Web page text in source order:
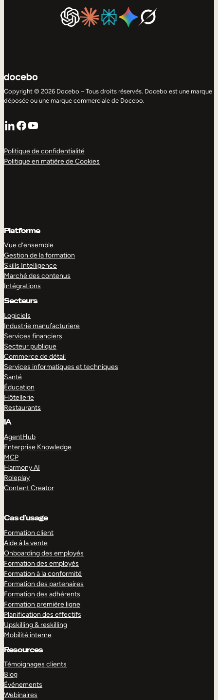
Copyright © 2026 Docebo – Tous droits réservés. Docebo est une marque
déposée ou une marque commerciale de Docebo.
LinkedIn
Facebook
YouTube
Politique de confidentialité
Politique en matière de Cookies
Platforme
Vue d’ensemble
Gestion de la formation
Skills Intelligence
Marché des contenus
Intégrations
Secteurs
Logiciels
Industrie manufacturiere
Services financiers
Secteur publique
Commerce de détail
Services informatiques et techniques
Santé
Éducation
Hôtellerie
Restaurants
IA
AgentHub
Enterprise Knowledge
MCP
Harmony AI
Roleplay
Content Creator
Cas d’usage
Formation client
Aide à la vente
Onboarding des employés
Formation des employés
Formation à la conformité
Formation des partenaires
Formation des adhérents
Formation première ligne
Planification des effectifs
Upskilling & reskilling
Mobilité interne
Resources
Témoignages clients
Blog
Événements
Webinaires